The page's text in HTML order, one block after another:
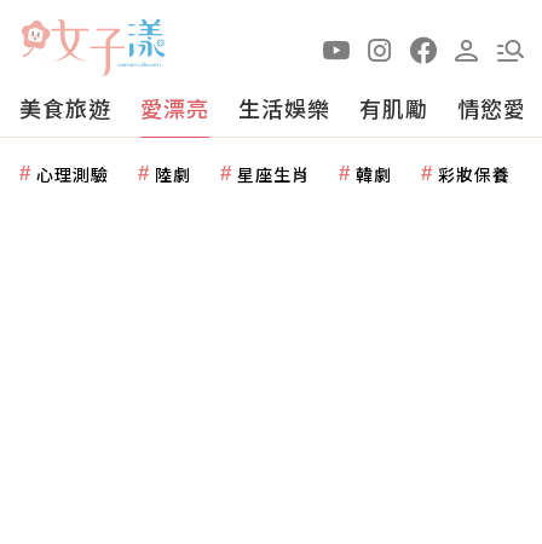
美食旅遊 愛漂亮 生活娛樂 有肌勵 情慾愛
心理測驗 陸劇 星座生肖 韓劇 彩妝保養